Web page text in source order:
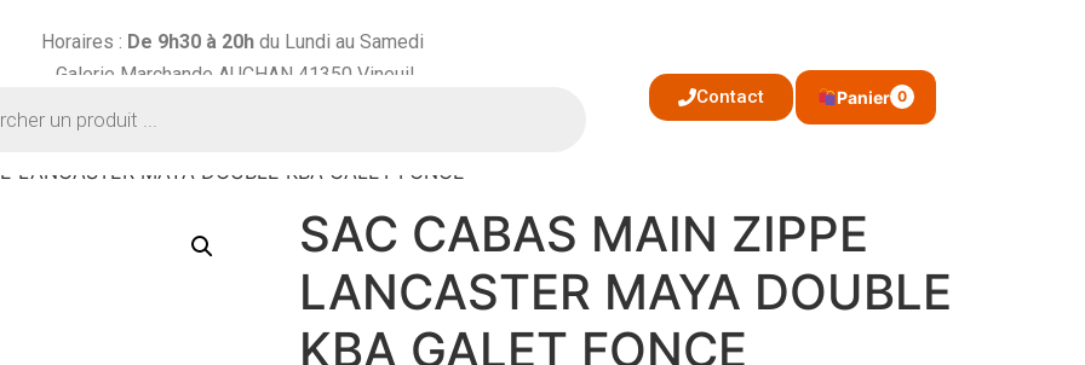
Horaires : De 9h30 à 20hdu Lundi au Samedi
Galerie Marchande AUCHAN 41350 Vineuil
Contact Panier 0
LANCASTER MAYA DOUBLE KBA GALET FONCE
SAC CABAS MAIN ZIPPE
LANCASTER MAYA DOUBLE
KBA GALET FONCE